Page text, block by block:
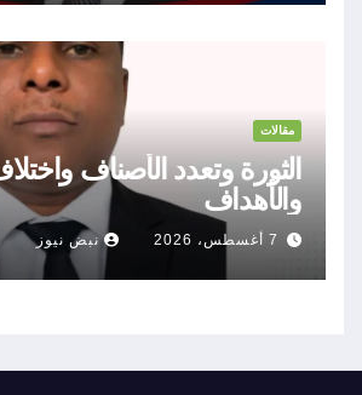
مقالات
الثورة وتعدد الأصناف
والأهداف
7 أغسطس، 2026 نبض نيوز